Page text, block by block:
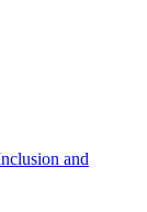
and